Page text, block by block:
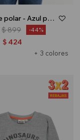
Buzo de polar - Azul piedra
+ 3 colores
$899 44
$ 424